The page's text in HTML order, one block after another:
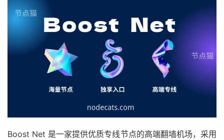
Boost Net 是一家提供优质专线节点的高端翻墙机场，采用